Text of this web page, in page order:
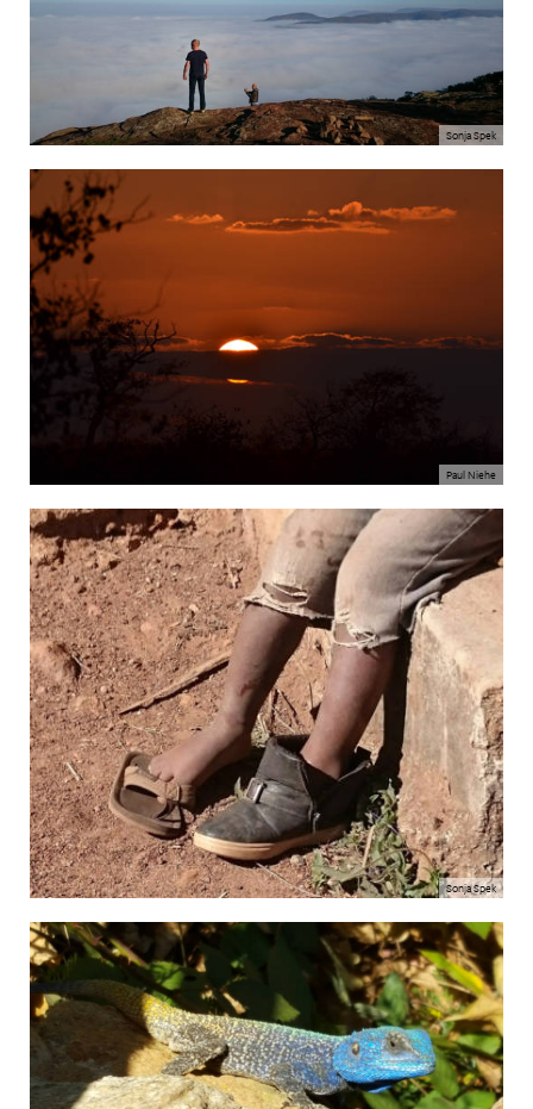
Sonja Spek
Paul Niehe
Sonja Spek